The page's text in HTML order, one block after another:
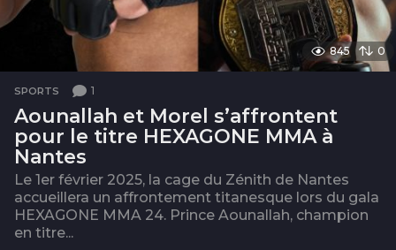
845 0
SPORTS 1
Aounallah et Morel s’affrontent
pour le titre HEXAGONE MMA à
Nantes
Le 1er février 2025, la cage du Zénith de Nantes
accueillera un affrontement titanesque lors du gala
HEXAGONE MMA 24. Prince Aounallah, champion
en titre...